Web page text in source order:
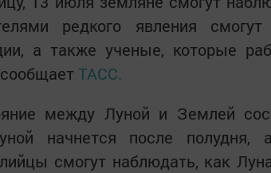
редкого явления
а также ученые, которые
ТАСС.
между Луной и Землей
начнется после
смогут наблюдать, как